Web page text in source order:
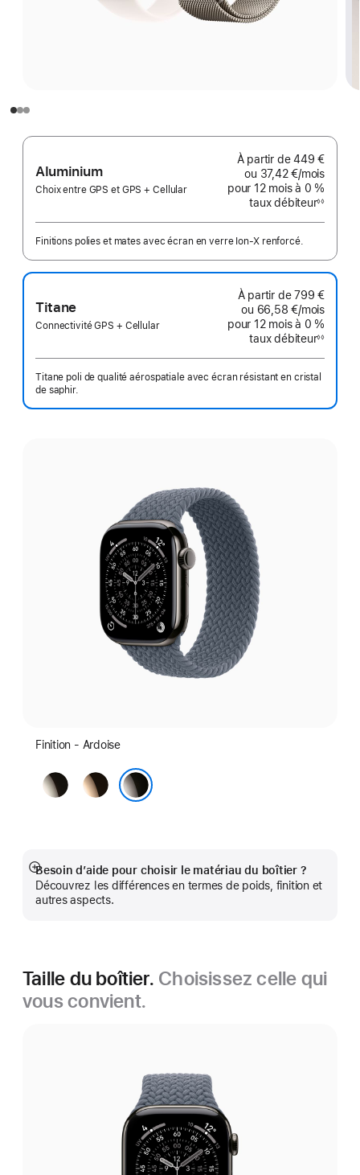
Aluminium
Choix entre GPS et GPS + Cellular
À partir de449 €
ou 37,42 €/mois
pour 12 mois à 0 %
taux débiteur
page
◊◊
Finitions polies et mates avec écran en verre Ion‑X renforcé.
Titane
Connectivité GPS + Cellular
À partir de799 €
ou 66,58 €/mois
pour 12 mois à 0 %
taux débiteur
page
◊◊
Titane poli de qualité aérospatiale avec écran résistant en cristal
de saphir.
Finition - Ardoise
NaturelOr
Besoin d’aide pour choisir le matériau du boîtier ?
Découvrez les différences en termes de poids, finition et
autres aspects.
Afficher
plus
Taille du boîtier. Choisissez celle qui
vous convient.